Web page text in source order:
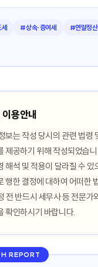
#상속·증여세 #연말정산
용안내
보는 작성 당시의 관련 법령
제공하기 위해 작성되었습
해석 및 적용이 달라질 수 있
행한 결정에 대하여 어떠한
전 반드시 세무사 등 전문가
확인하시기 바랍니다.
REPORT